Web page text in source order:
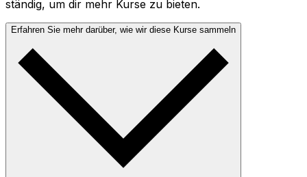
ständig, um dir mehr Kurse zu bieten.
Erfahren Sie mehr darüber, wie wir diese Kurse sammeln